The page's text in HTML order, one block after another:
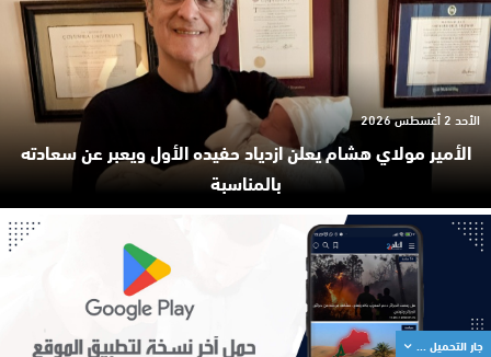
الأمير مولاي هشام يعلن ازدياد حفيده الأول ويعبر عن سعادته
بالمناسبة
الأحد 2 أغسطس 2026
جار التحميل ...